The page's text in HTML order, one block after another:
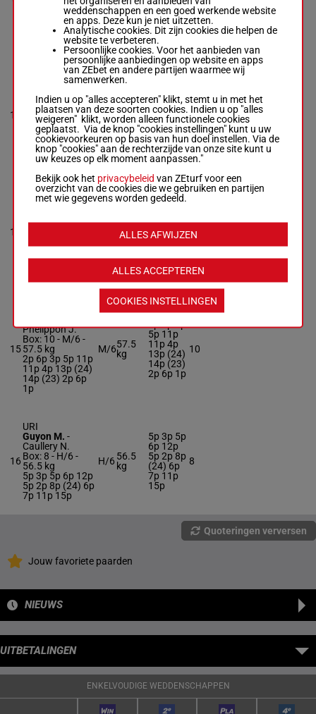
6p 7p 9p 2p (24)
12p 10p 14p 9p
3p 10p 13p (23)
3p 10p
13p (23)
2p
13
SHANNA ROSE
Hardouin E.-
O'halloran Mme
Box: 6 -M/7 -
57.5 kg
6p 10p 9p (24)
1p 3p 1p 4p 2p
7p 2p 7p (23) 7p
M/757.5
kg
9p (24)
1p 3p 1p
4p 2p 7p
2p 7p
(23) 7p
6
14
GALILEE
DREAM
Toux Jv.
11p (24) 2p 12p
kg
9p 5p 3p
2p 12p
7p 3p 8p
(23) 6p
11
15
Phelippon J.
Box: 10 - M/6 -
57.5 kg
2p 6p 3p 5p 11p
11p 4p 13p (24)
14p (23) 2p 6p
1p
M/657.5
kg
2p 6p 3p
5p 11p
11p 4p
13p (24)
14p (23)
2p 6p 1p
10
16
URI
Guyon M. -
Caullery N.
Box: 8 - H/6 -
56.5 kg
5p 3p 5p 6p 12p
5p 2p 8p (24) 6p
7p 11p 15p
H/6 56.5
kg
5p 3p 5p
6p 12p
5p 2p 8p
(24) 6p
7p 11p
15p
8
Quoteringen verversen
Jouw favoriete paarden
NIEUWS
UITBETALINGEN
ENKELVOUDIGE WEDDENSCHAPPEN
weddenschappen en een goed werkende website
en apps. Deze kun je niet uitzetten.
Analytische cookies. Dit zijn cookies die helpen de
website te verbeteren.
Persoonlijke cookies. Voor het aanbieden van
persoonlijke aanbiedingen op website en apps
van ZEbet en andere partijen waarmee wij
samenwerken.
Indien u op "alles accepteren" klikt, stemt u in met het
plaatsen van deze soorten cookies. Indien u op "alles
weigeren" klikt, worden alleen functionele cookies
geplaatst. Via de knop "cookies instellingen" kunt u uw
cookievoorkeuren op basis van hun doel instellen. Via de
knop "cookies" aan de rechterzijde van onze site kunt u
uw keuzes op elk moment aanpassen."
Bekijk ook het privacybeleid van ZEturf voor een
overzicht van de cookies die we gebruiken en partijen
met wie gegevens worden gedeeld.
ALLES ACCEPTEREN
ALLES AFWIJZEN
COOKIES INSTELLINGEN